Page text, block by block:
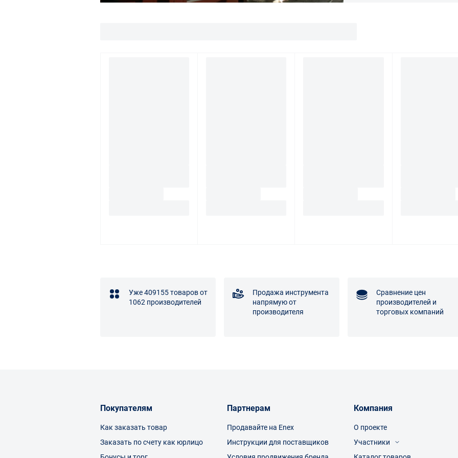
Уже 409155 товаров от
1062 производителей
Продажа инструмента
напрямую от
производителя
Сравнение цен
производителей и
торговых компаний
Покупателям
Как заказать товар
Заказать по счету как юрлицо
Партнерам
Продавайте на Enex
Инструкции для поставщиков
Компания
О проекте
Участники